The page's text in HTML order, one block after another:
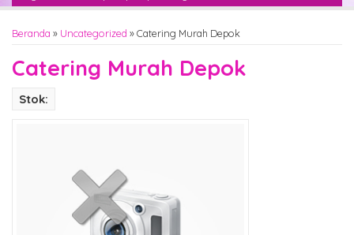
Beranda » Uncategorized »Catering Murah Depok
Catering Murah Depok
Stok: